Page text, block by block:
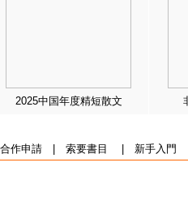
2025中国年度精短散文
合作申請| 索要書目 新手入門